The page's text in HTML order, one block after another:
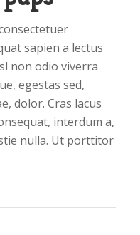
sapien a lectus
non odio viverra
egestas sed,
dolor. Cras lacus
interdum a,
nulla. Ut porttitor